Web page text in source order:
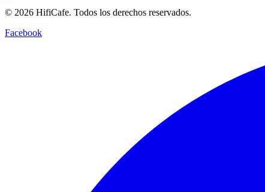
© 2026 HifiCafe. Todos los derechos reservados.
Facebook